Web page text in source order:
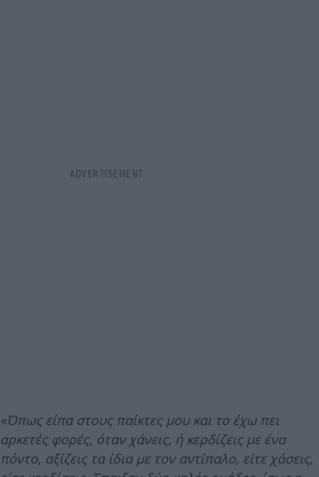
«Όπως είπα στους παίκτες μου και το έχω πει
αρκετές φορές, όταν χάνεις, ή κερδίζεις με ένα
πόντο, αξίζεις τα ίδια με τον αντίπαλο, είτε χάσεις,